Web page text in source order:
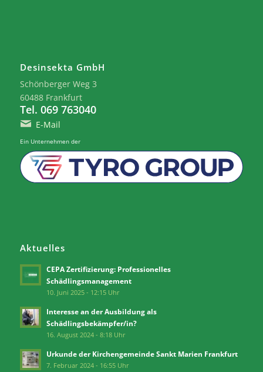
Desinsekta GmbH
Schönberger Weg 3
60488 Frankfurt
Tel. 069 763040
E-Mail
Ein Unternehmen der
Aktuelles
CEPA Zertifizierung: Professionelles
Schädlingsmanagement
10. Juni 2025 - 12:15 Uhr
Interesse an der Ausbildung als
Schädlingsbekämpfer/in?
16. August 2024 - 8:18 Uhr
Urkunde der Kirchengemeinde Sankt Marien Frankfurt
7. Februar 2024 - 16:55 Uhr